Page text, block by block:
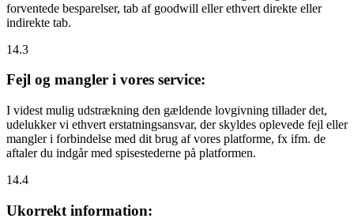
forventede besparelser, tab af goodwill eller ethvert direkte eller
indirekte tab.
14.3
Fejl og mangler i vores service:
I videst mulig udstrækning den gældende lovgivning tillader det,
udelukker vi ethvert erstatningsansvar, der skyldes oplevede fejl eller
mangler i forbindelse med dit brug af vores platforme, fx ifm. de
aftaler du indgår med spisestederne på platformen.
14.4
Ukorrekt information: